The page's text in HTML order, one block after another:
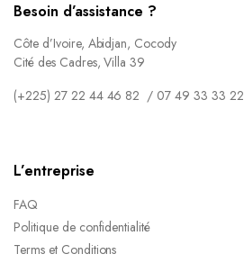
Besoin d’assistance ?
Côte d’Ivoire, Abidjan, Cocody
Cité des Cadres, Villa 39
(+225) 27 22 44 46 82 / 07 49 33 33 22
L’entreprise
FAQ
Politique de confidentialité
Terms et Conditions